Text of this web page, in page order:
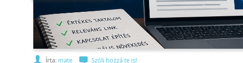
Írta: mate Szólj hozzá te is!